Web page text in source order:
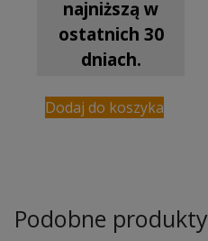
253,00 zł.
najniższą w
ostatnich 30
dniach.
Dodaj do koszyka
Podobne produkty